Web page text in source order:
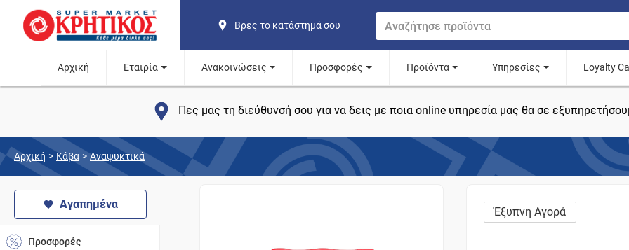
Βρες το κατάστημά σου
Αρχική Εταιρία Ανακοινώσεις Προσφορές Προϊόντα Υπηρεσίες Loyalty
Πες μας τη διεύθυνσή σου για να δεις με ποια online υπηρεσία μας θα σε
Αρχική > Κάβα > Αναψυκτικά
Αγαπημένα
Προσφορές
Έξυπνη Αγορά